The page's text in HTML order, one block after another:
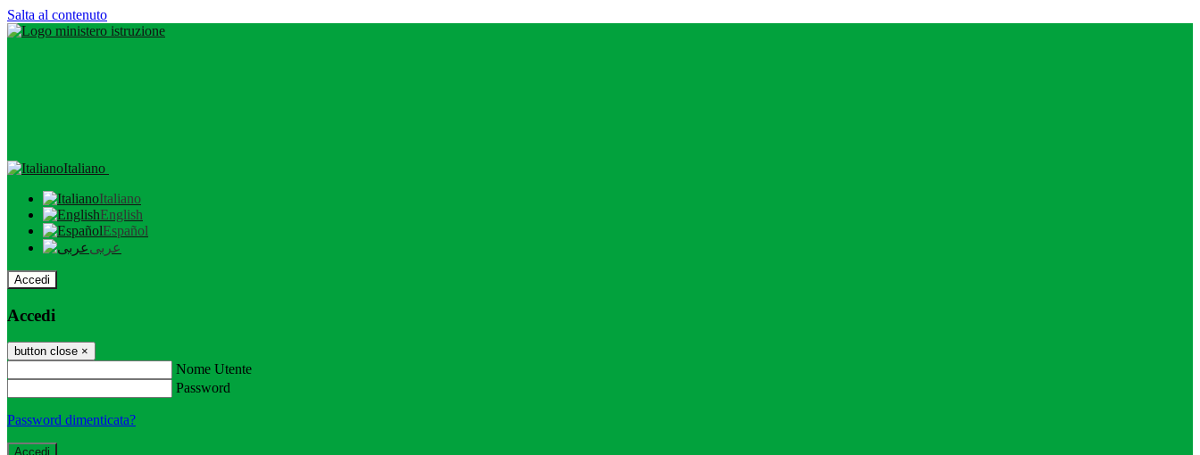
Salta al contenuto
Italiano
Italiano
English
Español
عربى
Accedi
Accedi
button close ×
Nome Utente
Password
Password dimenticata?